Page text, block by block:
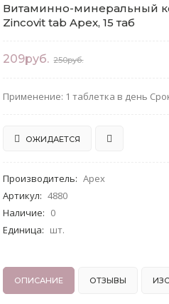
Витаминно-минеральный
Zincоvit tab Apex, 15 таб
209руб. 250руб.
Применение: 1 таблетка в день
ОЖИДАЕТСЯ
Производитель: Apex
Артикул: 4880
Наличие: 0
Единица: шт.
ОПИСАНИЕ ОТЗЫВЫ